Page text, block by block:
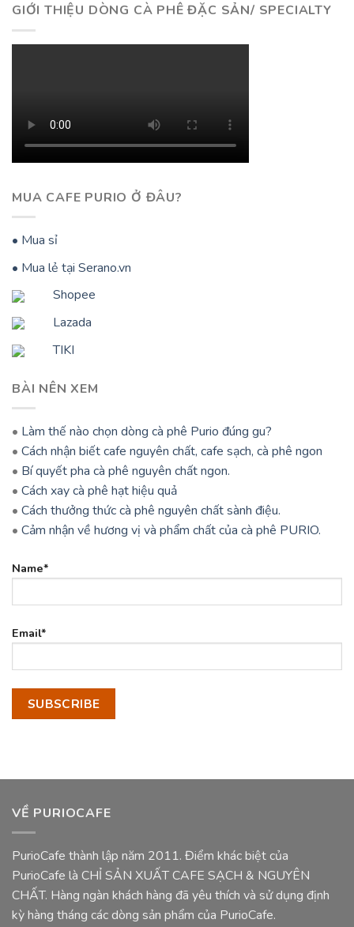
GIỚI THIỆU DÒNG CÀ PHÊ ĐẶC SẢN/ SPECIALTY
MUA CAFE PURIO Ở ĐÂU?
• Mua sỉ
• Mua lẻ tại Serano.vn
Shopee
Lazada
TIKI
BÀI NÊN XEM
• Làm thế nào chọn dòng cà phê Purio đúng gu?
• Cách nhận biết cafe nguyên chất, cafe sạch, cà phê ngon
• Bí quyết pha cà phê nguyên chất ngon.
• Cách xay cà phê hạt hiệu quả
• Cách thưởng thức cà phê nguyên chất sành điệu.
• Cảm nhận về hương vị và phẩm chất của cà phê PURIO.
Name*
Email*
VỀ PURIOCAFE
PurioCafe thành lập năm 2011. Điểm khác biệt của
PurioCafe là CHỈ SẢN XUẤT CAFE SẠCH & NGUYÊN
CHẤT. Hàng ngàn khách hàng đã yêu thích và sử dụng định
kỳ hàng tháng các dòng sản phẩm của PurioCafe.